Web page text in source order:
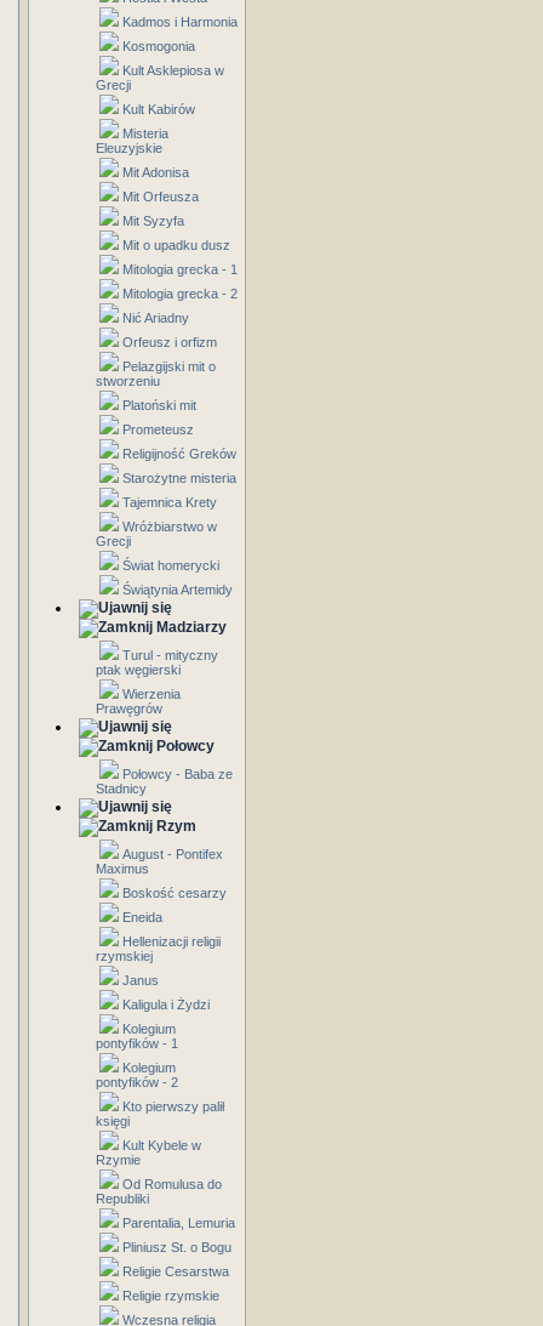
Kadmos i Harmonia
Kosmogonia
Kult Asklepiosa w
Grecji
Kult Kabirów
Misteria
Eleuzyjskie
Mit Adonisa
Mit Orfeusza
Mit Syzyfa
Mit o upadku dusz
Mitologia grecka - 1
Mitologia grecka - 2
Nić Ariadny
Orfeusz i orfizm
Pelazgijski mit o
stworzeniu
Platoński mit
Prometeusz
Religijność Greków
Starożytne misteria
Tajemnica Krety
Wróżbiarstwo w
Grecji
Świat homerycki
Świątynia Artemidy
Madziarzy
Turul - mityczny
ptak węgierski
Wierzenia
Prawęgrów
Połowcy
Połowcy - Baba ze
Stadnicy
Rzym
August - Pontifex
Maximus
Boskość cesarzy
Eneida
Hellenizacji religii
rzymskiej
Janus
Kaligula i Żydzi
Kolegium
pontyfików - 1
Kolegium
pontyfików - 2
Kto pierwszy palił
księgi
Kult Kybele w
Rzymie
Od Romulusa do
Republiki
Parentalia, Lemuria
Pliniusz St. o Bogu
Religie Cesarstwa
Religie rzymskie
Wczesna religia